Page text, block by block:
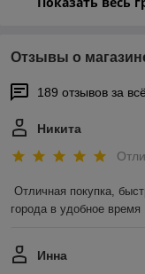
Отзывы о
189 отзывов за
Никита
Отличная покупка,
города в удобное время
Инна